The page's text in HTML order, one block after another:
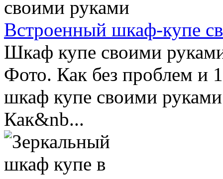
Встроенный шкаф-купе
Шкаф купе своими
Фото. Как без проблем и
шкаф купе своими
Как&nb...